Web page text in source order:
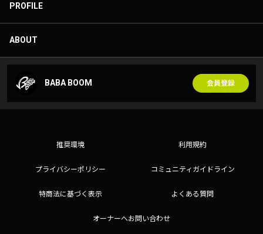
PROFILE
ABOUT
BABA BOOM 会員登録
推奨環境 利用規約
プライバシーポリシー コミュニティガイドライン
特商法に基づく表示 よくある質問
オーナーへお問い合わせ